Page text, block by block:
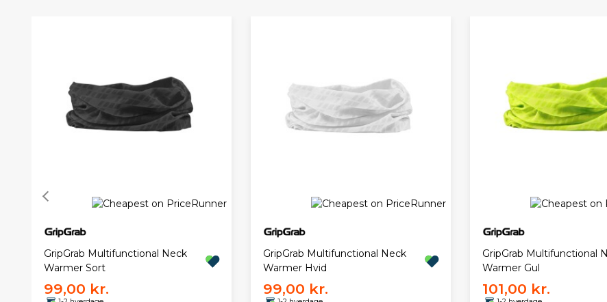
GripGrab Multifunctional Neck
Warmer Sort
99,00 kr.
GripGrab Multifunctional Neck
Warmer Hvid
99,00 kr.
GripGrab Multifunctional
Warmer Gul
101,00 kr.